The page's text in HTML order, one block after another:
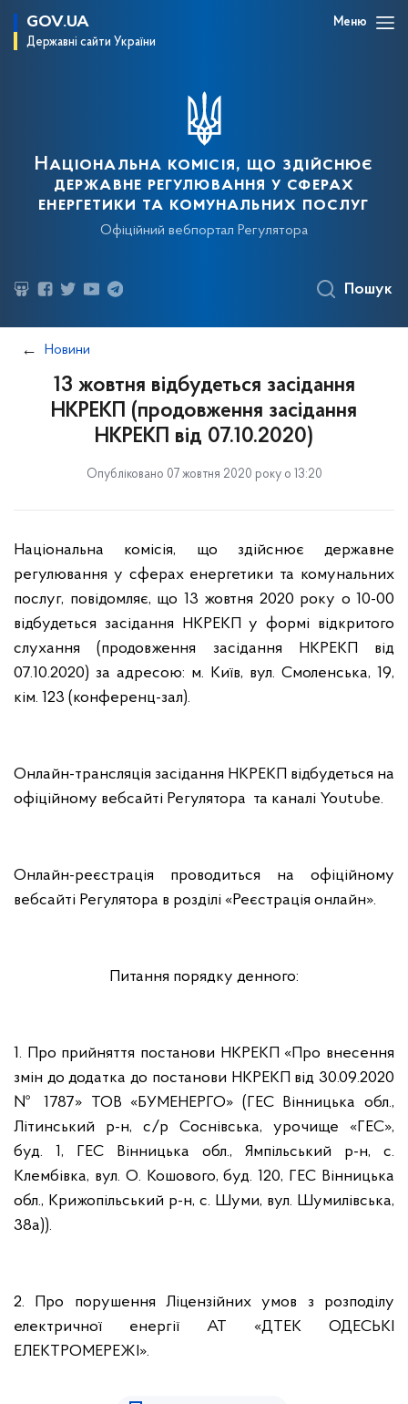
GOV.UA
Державні сайти України
Меню
Національна комісія, що здійснює
державне регулювання у сферах
енергетики та комунальних послуг
Офіційний вебпортал Регулятора
Пошук
Новини
13 жовтня відбудеться засідання
НКРЕКП (продовження засідання
НКРЕКП від 07.10.2020)
Опубліковано 07 жовтня 2020 року о 13:20
Національна комісія, що здійснює державне
регулювання у сферах енергетики та комунальних
послуг, повідомляє, що 13 жовтня 2020 року о 10-00
відбудеться засідання НКРЕКП у формі відкритого
слухання (продовження засідання НКРЕКП від
07.10.2020) за адресою: м. Київ, вул. Смоленська, 19,
кім. 123 (конференц-зал).
Онлайн-трансляція засідання НКРЕКП відбудеться на
офіційному вебсайті Регулятора та каналі Youtube.
Онлайн-реєстрація проводиться на офіційному
вебсайті Регулятора в розділі «Реєстрація онлайн».
Питання порядку денного:
1. Про прийняття постанови НКРЕКП «Про внесення
змін до додатка до постанови НКРЕКП від 30.09.2020
№ 1787» ТОВ «БУМЕНЕРГО» (ГЕС Вінницька обл.,
Літинський р-н, с/р Соснівська, урочище «ГЕС»,
буд. 1, ГЕС Вінницька обл., Ямпільський р-н, с.
Клембівка, вул. О. Кошового, буд. 120, ГЕС Вінницька
обл., Крижопільський р-н, с. Шуми, вул. Шумилівська,
38а)).
2. Про порушення Ліцензійних умов з розподілу
електричної енергії АТ «ДТЕК ОДЕСЬКІ
ЕЛЕКТРОМЕРЕЖІ».